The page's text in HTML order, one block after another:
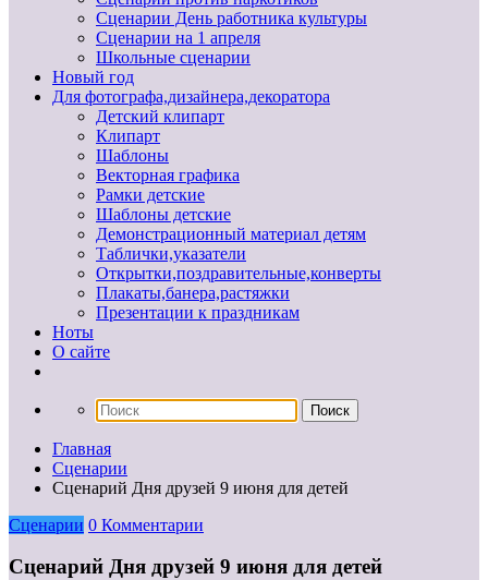
Сценарии День работника культуры
Сценарии на 1 апреля
Школьные сценарии
Новый год
Для фотографа,дизайнера,декоратора
Детский клипарт
Клипарт
Шаблоны
Векторная графика
Рамки детские
Шаблоны детские
Демонстрационный материал детям
Таблички,указатели
Открытки,поздравительные,конверты
Плакаты,банера,растяжки
Презентации к праздникам
Ноты
О сайте
Главная
Сценарии
Сценарий Дня друзей 9 июня для детей
Сценарии 0 Комментарии
Сценарий Дня друзей 9 июня для детей